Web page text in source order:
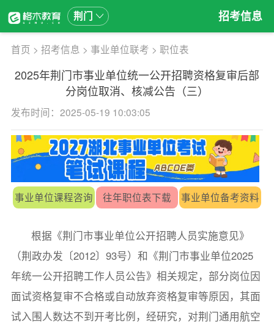
荆门 招考信息
首页 > 招考信息 > 事业单位联考 > 职位表
2025年荆门市事业单位统一公开招聘资格复审后部
分岗位取消、核减公告（三）
发布时间：2025-05-19 10:03:05
事业单位课程咨询 往年职位表下载 事业单位备考资料
根据《荆门市事业单位公开招聘人员实施意见》
（荆政办发〔2012〕93号）和《荆门市事业单位2025
年统一公开招聘工作人员公告》相关规定，部分岗位因
面试资格复审不合格或自动放弃资格复审等原因，其面
试入围人数达不到开考比例，经研究，对荆门通用航空